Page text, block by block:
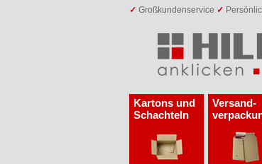
✓ Großkundenservice ✓
Kartons und
Schachteln
Versand­